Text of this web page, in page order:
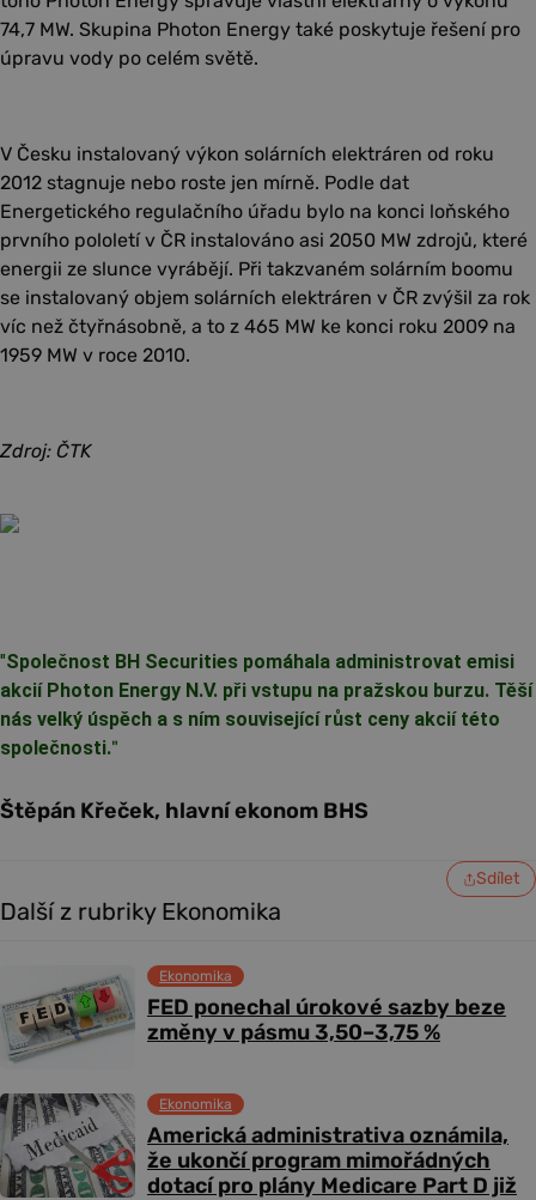
74,7 MW. Skupina Photon Energy také poskytuje řešení pro
úpravu vody po celém světě.
V Česku instalovaný výkon solárních elektráren od roku
2012 stagnuje nebo roste jen mírně. Podle dat
Energetického regulačního úřadu bylo na konci loňského
prvního pololetí v ČR instalováno asi 2050 MW zdrojů, které
energii ze slunce vyrábějí. Při takzvaném solárním boomu
se instalovaný objem solárních elektráren v ČR zvýšil za rok
víc než čtyřnásobně, a to z 465 MW ke konci roku 2009 na
1959 MW v roce 2010.
Zdroj: ČTK
"Společnost BH Securities pomáhala administrovat emisi
akcií Photon Energy N.V. při vstupu na pražskou burzu. Těší
nás velký úspěch a s ním související růst ceny akcií této
společnosti."
Štěpán Křeček, hlavní ekonom BHS
Sdílet
Další z rubriky Ekonomika
FED ponechal úrokové sazby beze
změny v pásmu 3,50–3,75 %
Ekonomika
Americká administrativa oznámila,
že ukončí program mimořádných
dotací pro plány Medicare Part D již
Ekonomika